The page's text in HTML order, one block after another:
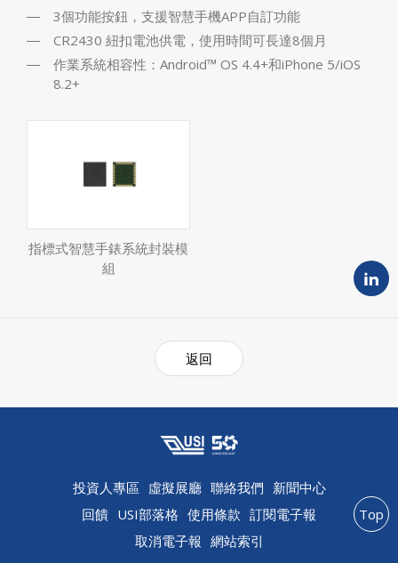
3個功能按鈕，支援智慧手機APP自訂功能
CR2430 紐扣電池供電，使用時間可長達8個月
作業系統相容性：Android™ OS 4.4+和iPhone 5/iOS
8.2+
指標式智慧手錶系統封裝模
組
返回
投資人專區 虛擬展廳 聯絡我們 新聞中心
回饋 USI部落格 使用條款 訂閱電子報
取消電子報 網站索引
Top